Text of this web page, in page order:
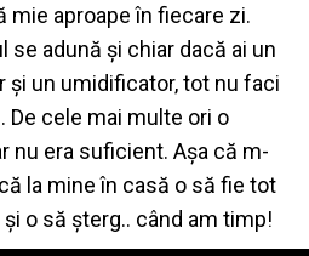
mie aproape în fiecare zi.
se adună și chiar dacă ai un
și un umidificator, tot nu faci
De cele mai multe ori o
nu era suficient. Așa că m-
la mine în casă o să fie tot
o să șterg.. când am timp!